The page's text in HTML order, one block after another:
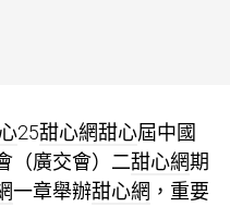
25甜心網甜心屆中國
（廣交會）二甜心網期
一章舉辦甜心網 ，重要